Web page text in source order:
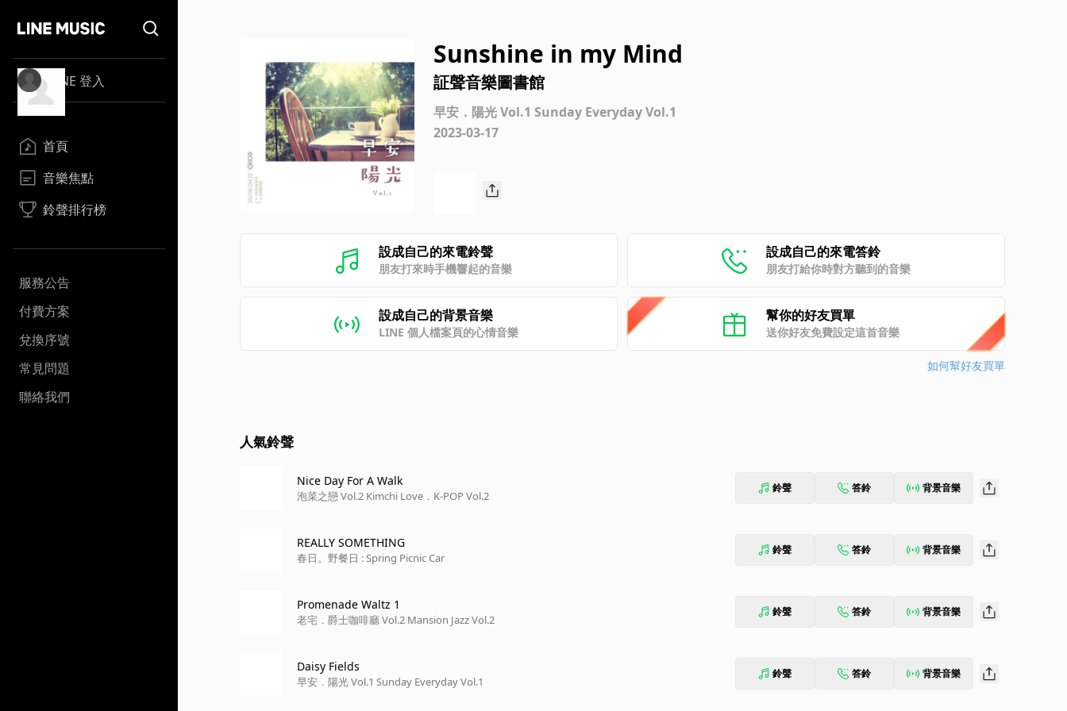
LINE 登入
首頁
音樂焦點
鈴聲排行榜
服務公告
付費方案
兌換序號
常見問題
聯絡我們
Sunshine in my Mind
証聲音樂圖書館
早安．陽光 Vol.1 Sunday Everyday Vol.1
2023-03-17
設成自己的來電鈴聲
朋友打來時手機響起的音樂
設成自己的來電答鈴
朋友打給你時對方聽到的音樂
設成自己的背景音樂
LINE 個人檔案頁的心情音樂
幫你的好友買單
送你好友免費設定這首音樂
如何幫好友買單
人氣鈴聲
Nice Day For A Walk
泡菜之戀 Vol.2 Kimchi Love．K-POP Vol.2
鈴聲 答鈴 背景音樂
REALLY SOMETHING
春日。野餐日 : Spring Picnic Car
鈴聲 答鈴 背景音樂
Promenade Waltz 1
老宅．爵士咖啡廳 Vol.2 Mansion Jazz Vol.2
鈴聲 答鈴 背景音樂
Daisy Fields
早安．陽光 Vol.1 Sunday Everyday Vol.1
鈴聲 答鈴 背景音樂